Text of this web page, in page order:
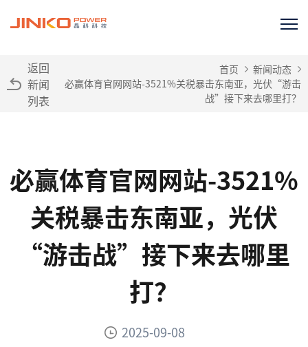
返回
新闻
列表
首页
新闻动态
必赢体育官网网站-3521%关税暴击东南亚，光伏“游击
战”接下来去哪里打？
必赢体育官网网站-3521%
关税暴击东南亚，光伏
“游击战”接下来去哪里
打？
2025-09-08